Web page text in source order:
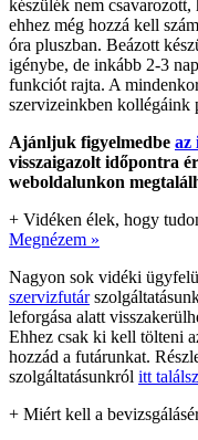
készülék nem
ehhez még hozzá kell
óra pluszban. Beázott
igénybe, de inkább 2-3
funkciót rajta. A
szervizeinkben kollégáink
Ajánljuk figyelmedbe az
visszaigazolt időpontra
weboldalunkon
+ Vidéken élek, hogy
Megnézem »
Nagyon sok vidéki
szervizfutár
leforgása alatt
Ehhez csak ki kell tölteni
hozzád a futárunkat.
szolgáltatásunkról itt találsz
+ Miért kell a